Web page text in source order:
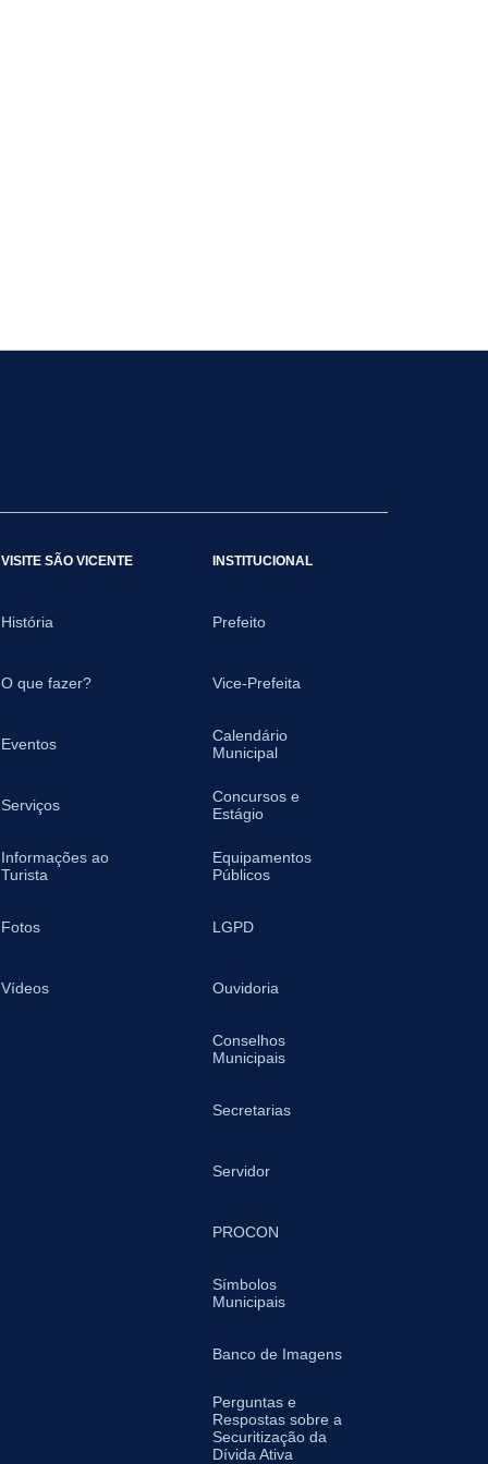
VISITE SÃO VICENTE
História
O que fazer?
Eventos
Serviços
Informações ao
Turista
Fotos
Vídeos
INSTITUCIONAL
Prefeito
Vice-Prefeita
Calendário
Municipal
Concursos e
Estágio
Equipamentos
Públicos
LGPD
Ouvidoria
Conselhos
Municipais
Secretarias
Servidor
PROCON
Símbolos
Municipais
Banco de Imagens
Perguntas e
Respostas sobre a
Securitização da
Dívida Ativa